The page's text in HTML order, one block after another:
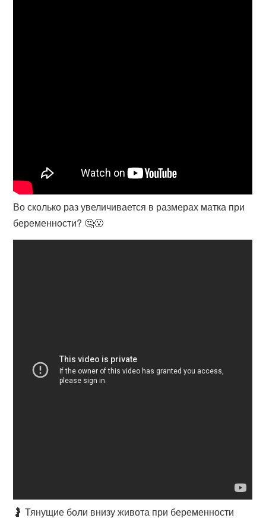
Во сколько раз увеличивается в размерах матка при
беременности? 🤔😮
🤰 Тянущие боли внизу живота при беременности